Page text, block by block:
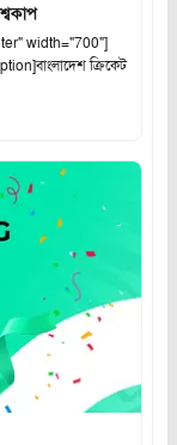
width="700"]
ক্রিকেট